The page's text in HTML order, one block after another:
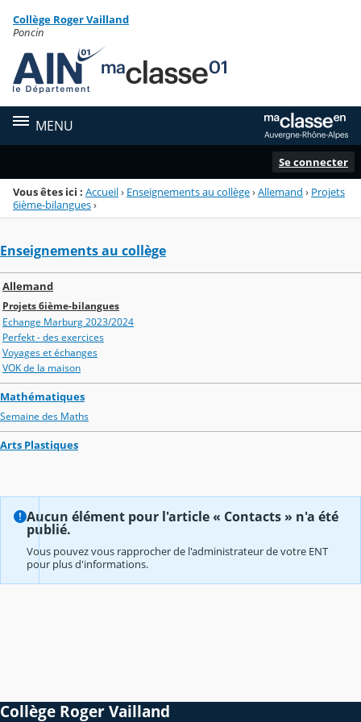
Menu de la rubrique
Contenu
Collège Roger Vailland
Poncin
MENU
Se connecter
Vous êtes ici : Accueil› Enseignements au collège›Allemand › Projets
6ième-bilangues›
Enseignements au collège
Allemand
Projets 6ième-bilangues
Echange Marburg 2023/2024
Perfekt - des exercices
Voyages et échanges
VOK de la maison
Mathématiques
Semaine des Maths
Arts Plastiques
Aucun élément pour l'article « Contacts » n'a été
publié.
Vous pouvez vous rapprocher de l'administrateur de votre ENT
pour plus d'informations.
Collège Roger Vailland